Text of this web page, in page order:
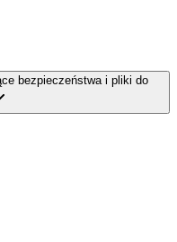
bezpieczeństwa i pliki do